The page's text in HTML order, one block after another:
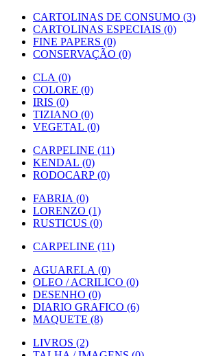
CARTOLINAS DE CONSUMO (3)
CARTOLINAS ESPECIAIS (0)
FINE PAPERS (0)
CONSERVAÇÃO (0)
CLA (0)
COLORE (0)
IRIS (0)
TIZIANO (0)
VEGETAL (0)
CARPELINE (11)
KENDAL (0)
RODOCARP (0)
FABRIA (0)
LORENZO (1)
RUSTICUS (0)
CARPELINE (11)
AGUARELA (0)
OLEO / ACRILICO (0)
DESENHO (0)
DIARIO GRAFICO (6)
MAQUETE (8)
LIVROS (2)